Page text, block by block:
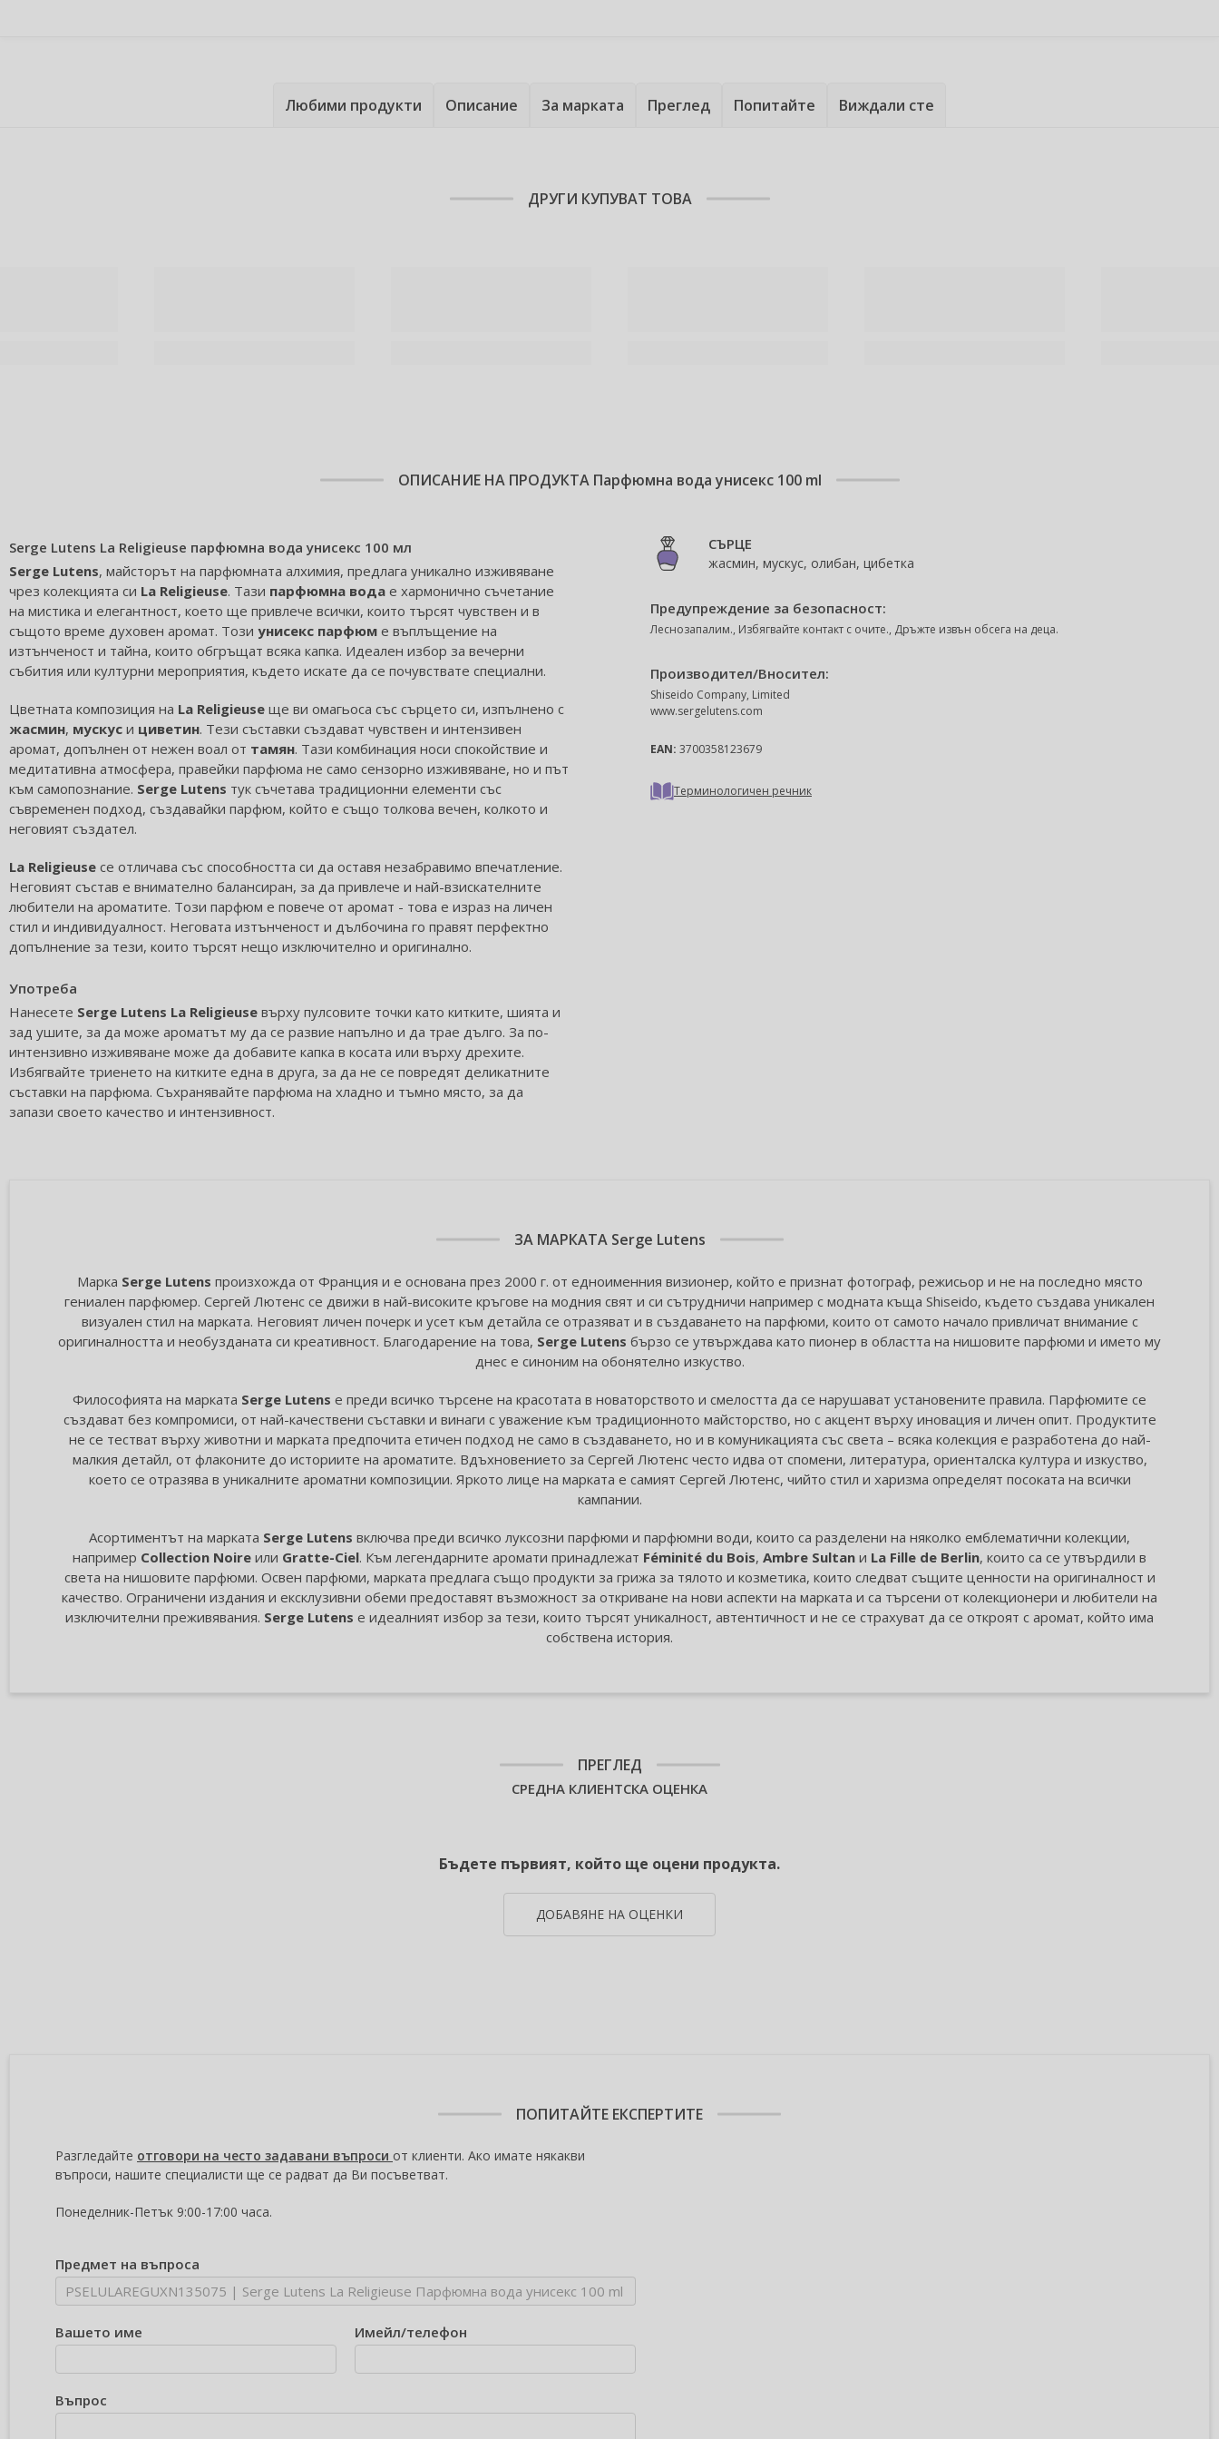
Любими продукти Описание За марката Преглед Попитайте Виждали сте
ДРУГИ КУПУВАТ ТОВА
ОПИСАНИЕ НА ПРОДУКТА Парфюмна вода унисекс 100 ml
Serge Lutens La Religieuse парфюмна вода унисекс 100 мл
Serge Lutens, майсторът на парфюмната алхимия, предлага уникално изживяване
чрез колекцията си La Religieuse. Тази парфюмна вода е хармонично съчетание
на мистика и елегантност, което ще привлече всички, които търсят чувствен и в
същото време духовен аромат. Този унисекс парфюм е въплъщение на
изтънченост и тайна, които обгръщат всяка капка. Идеален избор за вечерни
събития или културни мероприятия, където искате да се почувствате специални.
Цветната композиция на La Religieuse ще ви омагьоса със сърцето си, изпълнено с
жасмин, мускус и циветин. Тези съставки създават чувствен и интензивен
аромат, допълнен от нежен воал от тамян. Тази комбинация носи спокойствие и
медитативна атмосфера, правейки парфюма не само сензорно изживяване, но и път
към самопознание. Serge Lutens тук съчетава традиционни елементи със
съвременен подход, създавайки парфюм, който е също толкова вечен, колкото и
неговият създател.
La Religieuse се отличава със способността си да оставя незабравимо впечатление.
Неговият състав е внимателно балансиран, за да привлече и най-взискателните
любители на ароматите. Този парфюм е повече от аромат - това е израз на личен
стил и индивидуалност. Неговата изтънченост и дълбочина го правят перфектно
допълнение за тези, които търсят нещо изключително и оригинално.
Употреба
Нанесете Serge Lutens La Religieuse върху пулсовите точки като китките, шията и
зад ушите, за да може ароматът му да се развие напълно и да трае дълго. За по-
интензивно изживяване може да добавите капка в косата или върху дрехите.
Избягвайте триенето на китките една в друга, за да не се повредят деликатните
съставки на парфюма. Съхранявайте парфюма на хладно и тъмно място, за да
запази своето качество и интензивност.
СЪРЦЕ
жасмин, мускус, олибан, цибетка
Предупреждение за безопасност:
Леснозапалим., Избягвайте контакт с очите., Дръжте извън обсега на деца.
Производител/Вносител:
Shiseido Company, Limited
www.sergelutens.com
EAN: 3700358123679
Терминологичен речник
ЗА МАРКАТА Serge Lutens
Марка Serge Lutens произхожда от Франция и е основана през 2000 г. от едноименния визионер, който е признат фотограф, режисьор и не на последно място
гениален парфюмер. Сергей Лютенс се движи в най-високите кръгове на модния свят и си сътрудничи например с модната къща Shiseido, където създава уникален
визуален стил на марката. Неговият личен почерк и усет към детайла се отразяват и в създаването на парфюми, които от самото начало привличат внимание с
оригиналността и необузданата си креативност. Благодарение на това, Serge Lutens бързо се утвърждава като пионер в областта на нишовите парфюми и името му
днес е синоним на обонятелно изкуство.
Философията на марката Serge Lutens е преди всичко търсене на красотата в новаторството и смелостта да се нарушават установените правила. Парфюмите се
създават без компромиси, от най-качествени съставки и винаги с уважение към традиционното майсторство, но с акцент върху иновация и личен опит. Продуктите
не се тестват върху животни и марката предпочита етичен подход не само в създаването, но и в комуникацията със света – всяка колекция е разработена до най-
малкия детайл, от флаконите до историите на ароматите. Вдъхновението за Сергей Лютенс често идва от спомени, литература, ориенталска култура и изкуство,
което се отразява в уникалните ароматни композиции. Яркото лице на марката е самият Сергей Лютенс, чийто стил и харизма определят посоката на всички
кампании.
Асортиментът на марката Serge Lutens включва преди всичко луксозни парфюми и парфюмни води, които са разделени на няколко емблематични колекции,
например Collection Noire или Gratte-Ciel. Към легендарните аромати принадлежат Féminité du Bois, Ambre Sultan и La Fille de Berlin, които са се утвърдили в
света на нишовите парфюми. Освен парфюми, марката предлага също продукти за грижа за тялото и козметика, които следват същите ценности на оригиналност и
качество. Ограничени издания и ексклузивни обеми предоставят възможност за откриване на нови аспекти на марката и са търсени от колекционери и любители на
изключителни преживявания. Serge Lutens е идеалният избор за тези, които търсят уникалност, автентичност и не се страхуват да се откроят с аромат, който има
собствена история.
ПРЕГЛЕД
СРЕДНА КЛИЕНТСКА ОЦЕНКА
Бъдете първият, който ще оцени продукта.
ДОБАВЯНЕ НА ОЦЕНКИ
ПОПИТАЙТЕ ЕКСПЕРТИТЕ
Разгледайте отговори на често задавани въпроси от клиенти. Ако имате някакви
въпроси, нашите специалисти ще се радват да Ви посъветват.
Понеделник-Петък 9:00-17:00 часа.
Предмет на въпроса
Вашето име Имейл/телефон
Въпрос